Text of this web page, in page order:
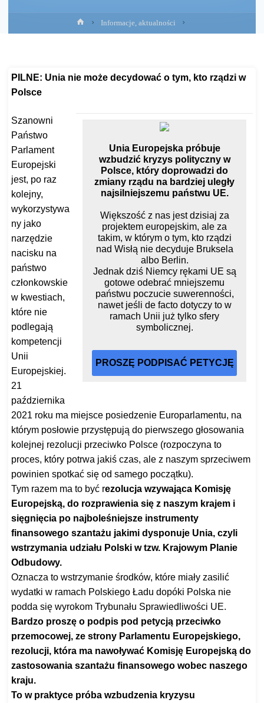
Strona
główna
Informacje, aktualności
PILNE: Unia nie może decydować o tym, kto rządzi w
Polsce
Unia Europejska próbuje
wzbudzić kryzys polityczny w
Polsce, który doprowadzi do
zmiany rządu na bardziej uległy
najsilniejszemu państwu UE.
Większość z nas jest dzisiaj za
projektem europejskim, ale za
takim, w którym o tym, kto rządzi
nad Wisłą nie decyduje Bruksela
albo Berlin.
Jednak dziś Niemcy rękami UE są
gotowe odebrać mniejszemu
państwu poczucie suwerenności,
nawet jeśli de facto dotyczy to w
ramach Unii już tylko sfery
symbolicznej.
PROSZĘ PODPISAĆ PETYCJĘ
Szanowni
Państwo
Parlament
Europejski
jest, po raz
kolejny,
wykorzystywa
ny jako
narzędzie
nacisku na
państwo
członkowskie
w kwestiach,
które nie
podlegają
kompetencji
Unii
Europejskiej.
21
października
2021 roku ma miejsce posiedzenie Europarlamentu, na
którym posłowie przystępują do pierwszego głosowania
kolejnej rezolucji przeciwko Polsce (rozpoczyna to
proces, który potrwa jakiś czas, ale z naszym sprzeciwem
powinien spotkać się od samego początku).
Tym razem ma to być rezolucja wzywająca Komisję
Europejską, do rozprawienia się z naszym krajem i
sięgnięcia po najboleśniejsze instrumenty
finansowego szantażu jakimi dysponuje Unia, czyli
wstrzymania udziału Polski w tzw. Krajowym Planie
Odbudowy.
Oznacza to wstrzymanie środków, które miały zasilić
wydatki w ramach Polskiego Ładu dopóki Polska nie
podda się wyrokom Trybunału Sprawiedliwości UE.
Bardzo proszę o podpis pod petycją przeciwko
przemocowej, ze strony Parlamentu Europejskiego,
rezolucji, która ma nawoływać Komisję Europejską do
zastosowania szantażu finansowego wobec naszego
kraju.
To w praktyce próba wzbudzenia kryzysu